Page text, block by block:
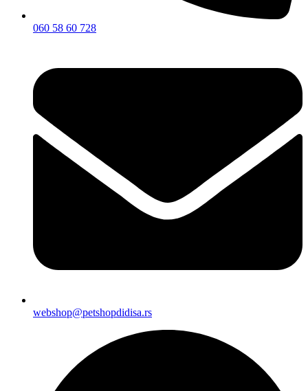
060 58 60 728
webshop@petshopdidisa.rs